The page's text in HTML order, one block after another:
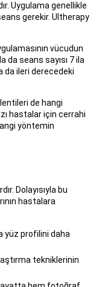
Uygulama genellikle
gerekir. Ultherapy
vücudun
da seans sayısı 7 ila
da ileri derecedeki
de hangi
hastalar için cerrahi
yöntemin
Dolayısıyla bu
hastalara
yüz profilini daha
tekniklerinin